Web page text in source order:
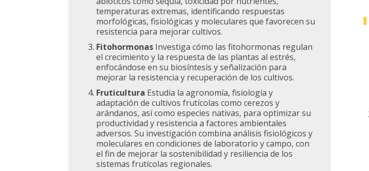
temperaturas extremas, identificando respuestas
morfológicas, fisiológicas y moleculares que favorecen su
resistencia para mejorar cultivos.
Fitohormonas Investiga cómo las fitohormonas regulan
el crecimiento y la respuesta de las plantas al estrés,
enfocándose en su biosíntesis y señalización para
mejorar la resistencia y recuperación de los cultivos.
Fruticultura Estudia la agronomía, fisiología y
adaptación de cultivos frutícolas como cerezos y
arándanos, así como especies nativas, para optimizar su
productividad y resistencia a factores ambientales
adversos. Su investigación combina análisis fisiológicos y
moleculares en condiciones de laboratorio y campo, con
el fin de mejorar la sostenibilidad y resiliencia de los
sistemas frutícolas regionales.